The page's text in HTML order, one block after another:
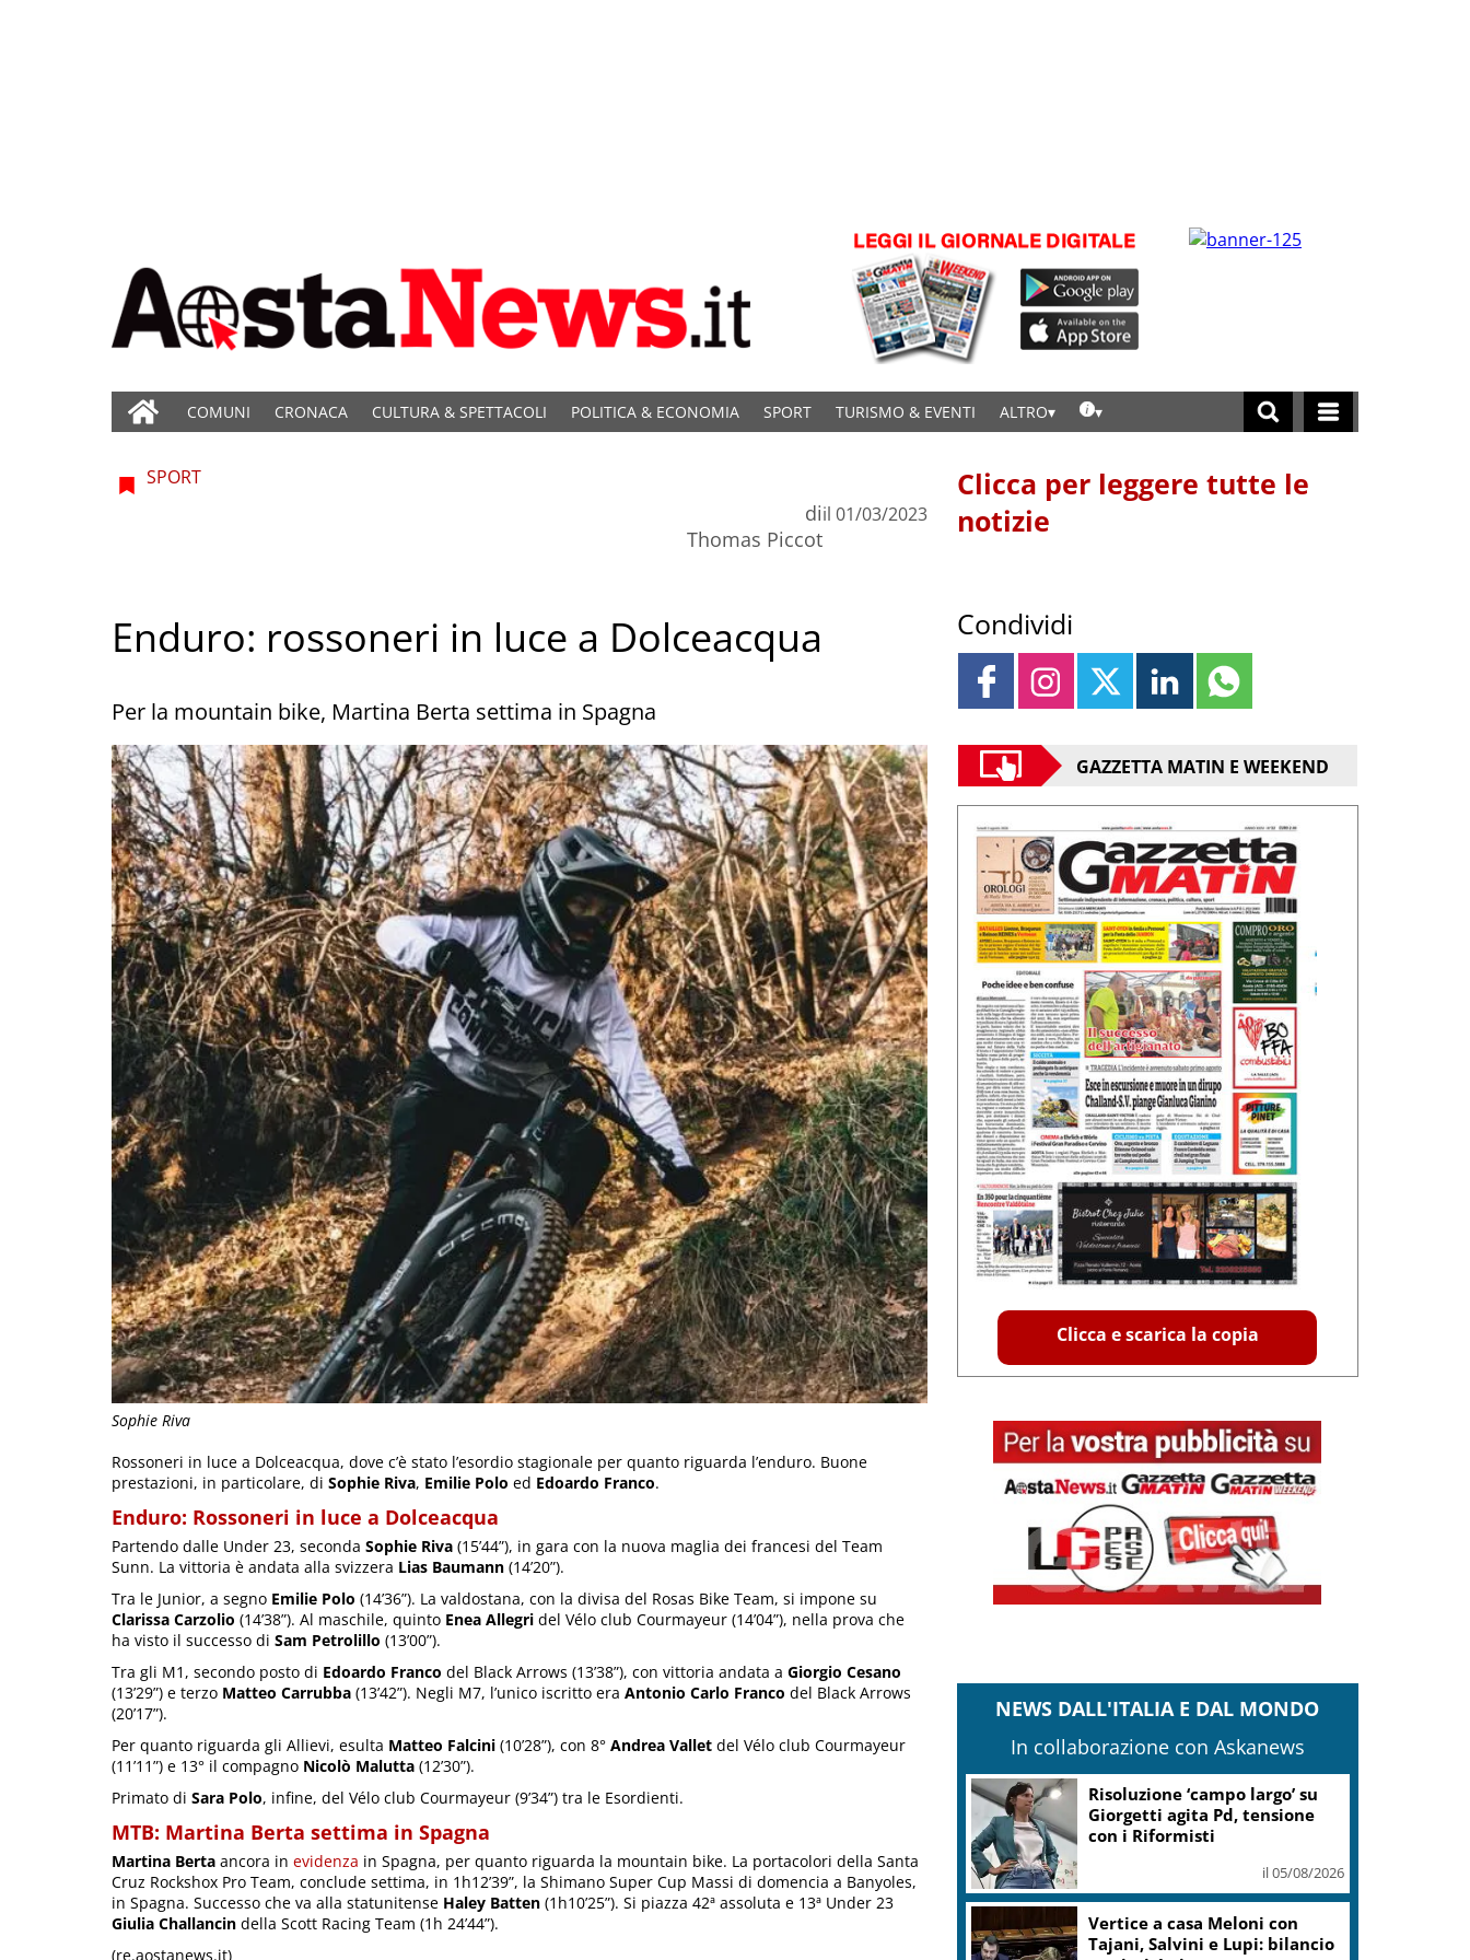
COMUNI CRONACA CULTURA & SPETTACOLI POLITICA & ECONOMIA SPORT TURISMO & EVENTI ALTRO
Sophie Riva
SPORT
di
Thomas Piccot
il 01/03/2023
Enduro: rossoneri in luce a Dolceacqua
Per la mountain bike, Martina Berta settima in Spagna
Rossoneri in luce a Dolceacqua, dove c’è stato l’esordio stagionale per quanto riguarda l’enduro. Buone
prestazioni, in particolare, di Sophie Riva, Emilie Polo ed Edoardo Franco.
Enduro: Rossoneri in luce a Dolceacqua
Partendo dalle Under 23, seconda Sophie Riva (15’44”), in gara con la nuova maglia dei francesi del Team
Sunn. La vittoria è andata alla svizzera Lias Baumann (14’20”).
Tra le Junior, a segno Emilie Polo (14’36”). La valdostana, con la divisa del Rosas Bike Team, si impone su
Clarissa Carzolio (14’38”). Al maschile, quinto Enea Allegri del Vélo club Courmayeur (14’04”), nella prova che
ha visto il successo di Sam Petrolillo (13’00”).
Tra gli M1, secondo posto di Edoardo Franco del Black Arrows (13’38”), con vittoria andata a Giorgio Cesano
(13’29”) e terzo Matteo Carrubba (13’42”). Negli M7, l’unico iscritto era Antonio Carlo Franco del Black Arrows
(20’17”).
Per quanto riguarda gli Allievi, esulta Matteo Falcini (10’28”), con 8° Andrea Vallet del Vélo club Courmayeur
(11’11”) e 13° il compagno Nicolò Malutta (12’30”).
Primato di Sara Polo, infine, del Vélo club Courmayeur (9’34”) tra le Esordienti.
MTB: Martina Berta settima in Spagna
Martina Berta ancora in evidenza in Spagna, per quanto riguarda la mountain bike. La portacolori della Santa
Cruz Rockshox Pro Team, conclude settima, in 1h12’39”, la Shimano Super Cup Massi di domencia a Banyoles,
in Spagna. Successo che va alla statunitense Haley Batten (1h10’25”). Si piazza 42ª assoluta e 13ª Under 23
Giulia Challancin della Scott Racing Team (1h 24’44”).
(re.aostanews.it)
Clicca per leggere tutte le
notizie
Condividi
GAZZETTA MATIN E WEEKEND
Clicca e scarica la copia
NEWS DALL'ITALIA E DAL MONDO
In collaborazione con Askanews
Risoluzione ‘campo largo’ su
Giorgetti agita Pd, tensione
con i Riformisti
il 05/08/2026
Vertice a casa Meloni con
Tajani, Salvini e Lupi: bilancio